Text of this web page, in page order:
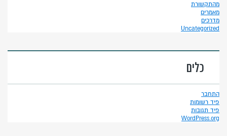
מהתקשורת
מאמרים
מדרכים
Uncategorized
כלים
התחבר
פיד רשומות
פיד תגובות
WordPress.org